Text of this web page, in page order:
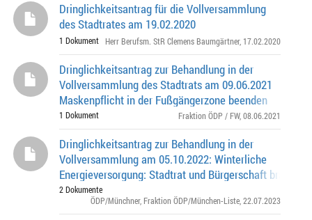
Dringlichkeitsantrag für die Vollversammlung
des Stadtrates am 19.02.2020
1 Dokument Herr Berufsm. StR Clemens Baumgärtner, 17.02.2020
Dringlichkeitsantrag zur Behandlung in der
Vollversammlung des Stadtrats am 09.06.2021
Maskenpflicht in der Fußgängerzone beenden
1 Dokument Fraktion ÖDP / FW, 08.06.2021
Dringlichkeitsantrag zur Behandlung in der
Vollversammlung am 05.10.2022: Winterliche
Energieversorgung: Stadtrat und Bürgerschaft
Informationen vom Stab für außergewöhnliche Ereign
2 Dokumente
ÖDP/Münchner, Fraktion ÖDP/München-Liste , 22.07.2023